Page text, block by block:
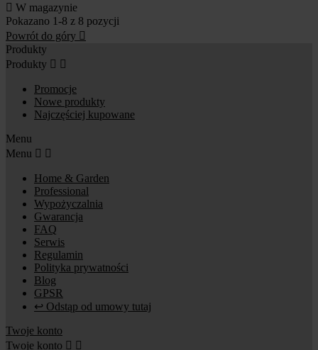
 W magazynie
Pokazano 1-8 z 8 pozycji
Powrót do góry 
Produkty
Produkty  
Promocje
Nowe produkty
Najczęściej kupowane
Menu
Menu  
Home & Garden
Professional
Wypożyczalnia
Gwarancja
FAQ
Serwis
Regulamin
Polityka prywatności
Blog
GPSR
↩ Odstąp od umowy tutaj
Twoje konto
Twoje konto  